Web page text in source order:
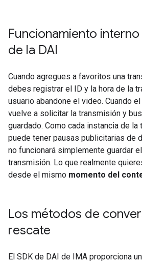
Funcionamiento
de la DAI
Cuando agregues a favoritos una
debes registrar el ID y la hora de la
usuario abandone el video. Cuando
vuelve a solicitar la transmisión y
guardado. Como cada instancia de
puede tener pausas publicitarias de
no funcionará simplemente guardar
transmisión. Lo que realmente
desde el mismo momento del
Los métodos de
rescate
El SDK de DAI de IMA proporciona